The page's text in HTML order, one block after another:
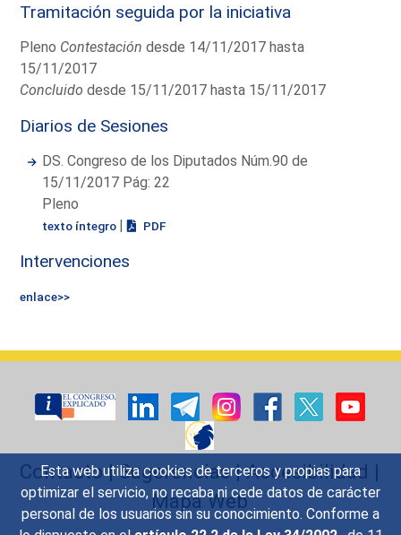
Esta web utiliza cookies de terceros y propias para
optimizar el servicio, no recaba ni cede datos de carácter
personal de los usuarios sin su conocimiento. Conforme a
Tramitación seguida por la iniciativa
Pleno Contestación desde 14/11/2017 hasta
15/11/2017
Concluido desde 15/11/2017 hasta 15/11/2017
Diarios de Sesiones
DS. Congreso de los Diputados Núm.90 de
15/11/2017 Pág: 22
Pleno
texto íntegro | PDF
Intervenciones
enlace>>
Contacto|Sugerencias|Accesibilidad |
Mapa Web